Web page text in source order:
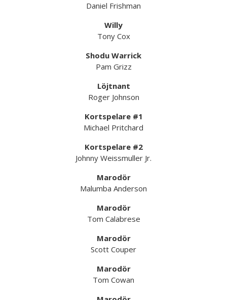
Daniel Frishman
Willy
Tony Cox
Shodu Warrick
Pam Grizz
Löjtnant
Roger Johnson
Kortspelare #1
Michael Pritchard
Kortspelare #2
Johnny Weissmuller Jr.
Marodör
Malumba Anderson
Marodör
Tom Calabrese
Marodör
Scott Couper
Marodör
Tom Cowan